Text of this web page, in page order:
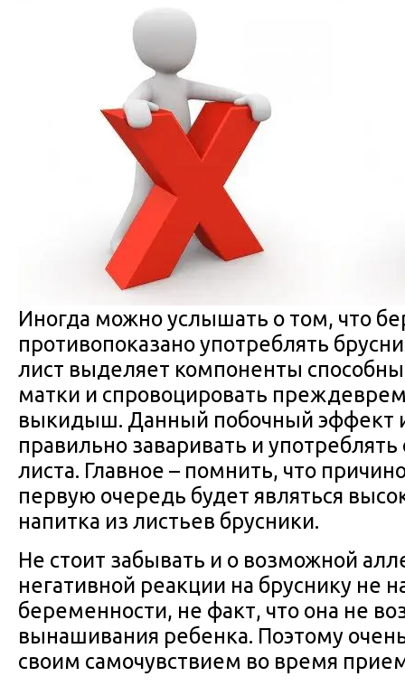
Иногда можно услышать о том, что
противопоказано употреблять
лист выделяет компоненты
матки и спровоцировать
выкидыш. Данный побочный эффект
правильно заваривать и употреблять
листа. Главное – помнить, что
первую очередь будет являться
напитка из листьев брусники.
Не стоит забывать и о возможной
негативной реакции на бруснику не
беременности, не факт, что она не
вынашивания ребенка. Поэтому
своим самочувствием во время